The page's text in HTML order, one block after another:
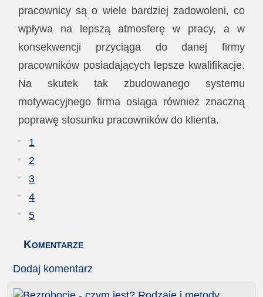
pracownicy są o wiele bardziej zadowoleni, co
wpływa na lepszą atmosferę w pracy, a w
konsekwencji przyciąga do danej firmy
pracowników posiadających lepsze kwalifikacje.
Na skutek tak zbudowanego systemu
motywacyjnego firma osiąga również znaczną
poprawę stosunku pracowników do klienta.
1
2
3
4
5
Komentarze
Dodaj komentarz